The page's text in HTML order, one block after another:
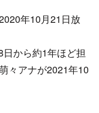
年10月21日放
から約1年ほど担
々アナが2021年10